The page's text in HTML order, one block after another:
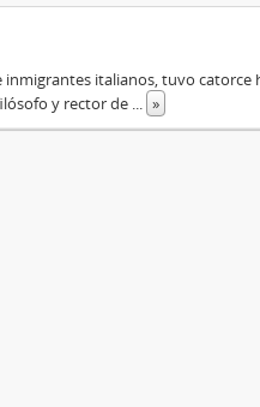
inmigrantes italianos, tuvo
y rector de
»